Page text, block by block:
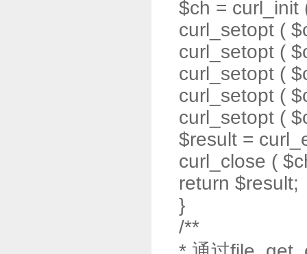
$ch = curl_init
curl_setopt (
curl_setopt (
curl_setopt (
curl_setopt (
curl_setopt (
$result =
curl_close (
return $result;
}
/**